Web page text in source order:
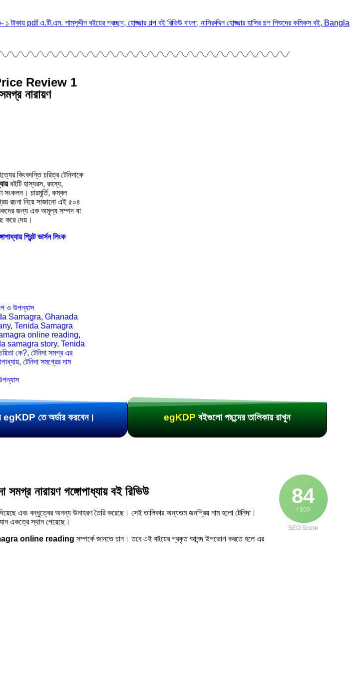
Review 1
নারায়ণ
কিংবদন্তি চরিত্র টেনিদাকে
বইটি হাস্যরস, রহস্য,
সংকলন। চারমূর্তি, কম্বল
রচনা নিয়ে সাজানো এই ৫০৪
জন্য এক অমূল্য সম্পদ যা
করে দেয়।
প্রিন্ট ভার্সন লিংক
ও উপন্যাস
Samagra, Ghanada
, Tenida Samagra
online reading,
samagra story, Tenida
কে?, টেনিদা সমগ্র এর
, টেনিদা সমগ্রের দাম
egKDP তে অর্ডার করবেন। egKDP বইগুলো পছন্দের তালিকায় রাখুন
84
/ 100
SEO Score
নারায়ণ গঙ্গোপাধ্যায় বই রিভিউ
এবং বন্ধুত্বের অনন্য উদাহরণ তৈরি করেছে। সেই তালিকার অন্যতম জনপ্রিয় নাম হলো টেনিদা।
একত্রে স্থান পেয়েছে।
online reading সম্পর্কে জানতে চান। তবে এই বইয়ের প্রকৃত আনন্দ উপভোগ করতে হলে এর